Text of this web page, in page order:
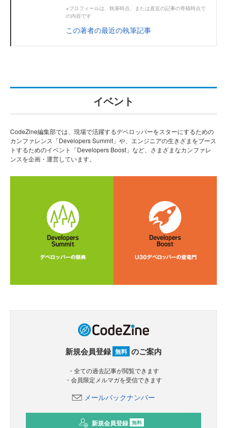
※プロフィールは、執筆時点、または直近の記事の寄稿時点で
の内容です
この著者の最近の執筆記事
イベント
CodeZine編集部では、現場で活躍するデベロッパーをスターにするための
カンファレンス「Developers Summit」や、エンジニアの生きざまをブース
トするためのイベント「Developers Boost」など、さまざまなカンファレ
ンスを企画・運営しています。
新規会員登録 無料 のご案内
・全ての過去記事が閲覧できます
・会員限定メルマガを受信できます
メールバックナンバー
新規会員登録 無料